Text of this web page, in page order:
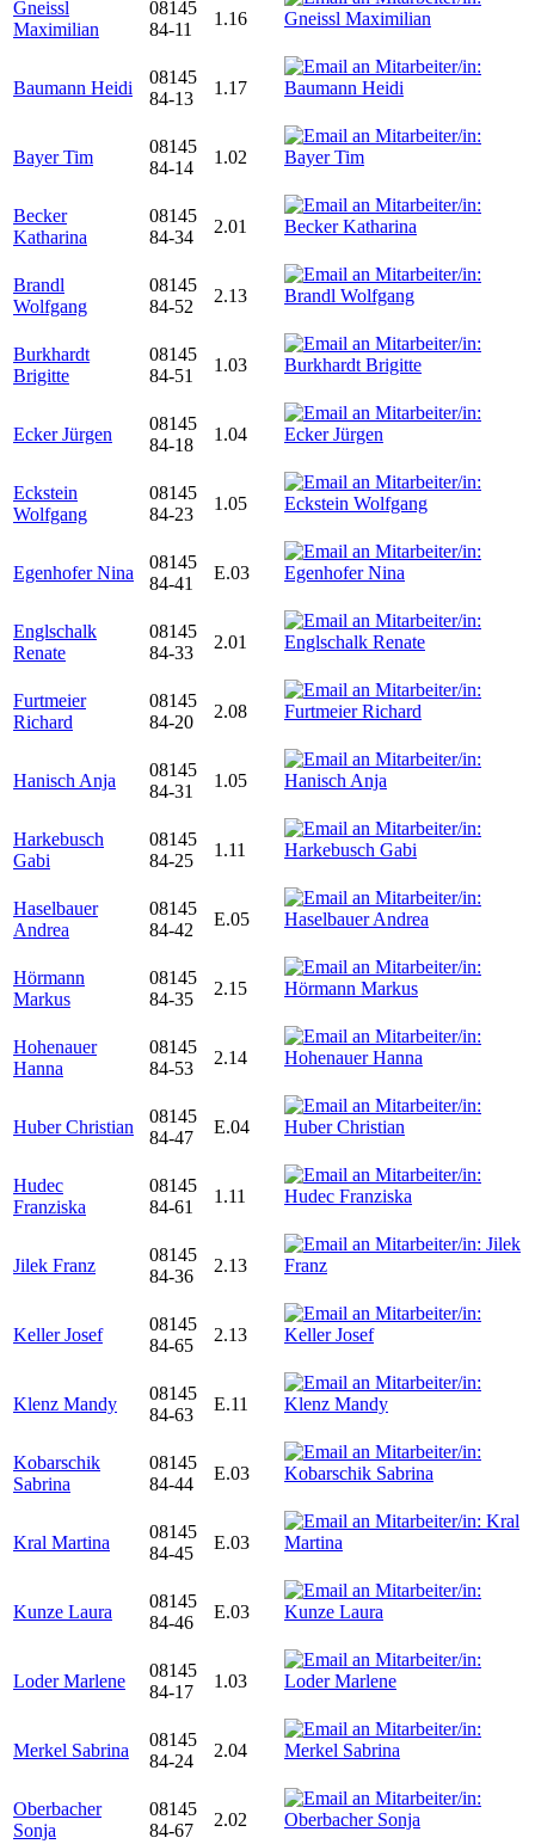
Gneissl
Maximilian
08145
84-11
1.16
Baumann Heidi
08145
84-13
1.17
Bayer Tim
08145
84-14
1.02
Becker
Katharina
08145
84-34
2.01
Brandl
Wolfgang
08145
84-52
2.13
Burkhardt
Brigitte
08145
84-51
1.03
Ecker Jürgen
08145
84-18
1.04
Eckstein
Wolfgang
08145
84-23
1.05
Egenhofer Nina
08145
84-41
E.03
Englschalk
Renate
08145
84-33
2.01
Furtmeier
Richard
08145
84-20
2.08
Hanisch Anja
08145
84-31
1.05
Harkebusch
Gabi
08145
84-25
1.11
Haselbauer
Andrea
08145
84-42
E.05
Hörmann
Markus
08145
84-35
2.15
Hohenauer
Hanna
08145
84-53
2.14
Huber Christian
08145
84-47
E.04
Hudec
Franziska
08145
84-61
1.11
Jilek Franz
08145
84-36
2.13
Keller Josef
08145
84-65
2.13
Klenz Mandy
08145
84-63
E.11
Kobarschik
Sabrina
08145
84-44
E.03
Kral Martina
08145
84-45
E.03
Kunze Laura
08145
84-46
E.03
Loder Marlene
08145
84-17
1.03
Merkel Sabrina
08145
84-24
2.04
Oberbacher
Sonja
08145
84-67
2.02